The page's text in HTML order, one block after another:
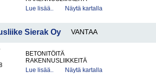
Lue lisää..
Näytä kartalla
Sierak Oy VANTAA
BETONITÖITÄ
RAKENNUSLIIKKEITÄ
Lue lisää..
Näytä kartalla